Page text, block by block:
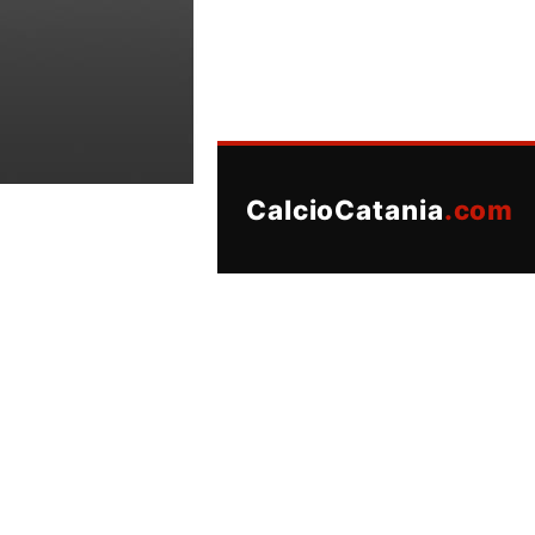
CalcioCatania.com